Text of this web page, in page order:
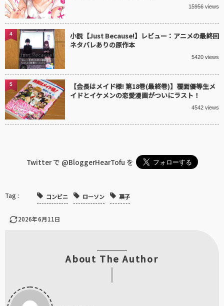
15956 views
小説【Just Because!】レビュー：アニメの最終回
ネタバレありの原作本
5420 views
4
【会長はメイド様! 第18巻(最終巻)】覆面優等生メ
イドとイケメンの恋愛漫画がついにラスト！
4542 views
5
Twitter で @BloggerHearTofu を
コンビニ ローソン 菓子
2026年6月11日
About The Author